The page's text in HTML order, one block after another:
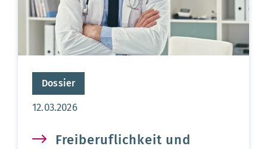
Dossier
Aktualisierungsdatum:
12.03.2026
Freiberuflichkeit und